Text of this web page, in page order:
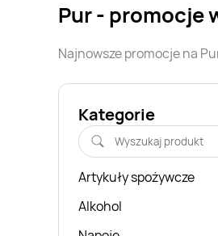
Pur- promocje
Najnowsze promocje na
Kategorie
Artykuły spożywcze
Alkohol